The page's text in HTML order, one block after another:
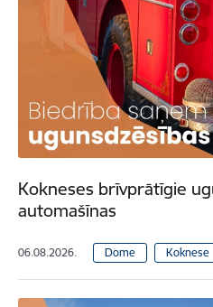
Kokneses brīvprātīgie
automašīnas
06.08.2026. Dome Koknese